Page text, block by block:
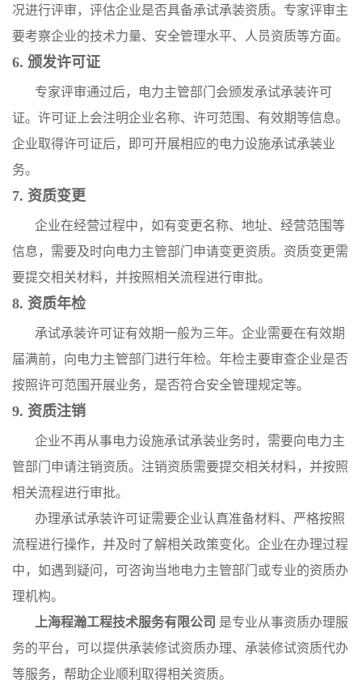
况进行评审，评估企业是否具备承试承装资质。专家评审主
要考察企业的技术力量、安全管理水平、人员资质等方面。
6. 颁发许可证
专家评审通过后，电力主管部门会颁发承试承装许可
证。许可证上会注明企业名称、许可范围、有效期等信息。
企业取得许可证后，即可开展相应的电力设施承试承装业
务。
7. 资质变更
企业在经营过程中，如有变更名称、地址、经营范围等
信息，需要及时向电力主管部门申请变更资质。资质变更需
要提交相关材料，并按照相关流程进行审批。
8. 资质年检
承试承装许可证有效期一般为三年。企业需要在有效期
届满前，向电力主管部门进行年检。年检主要审查企业是否
按照许可范围开展业务，是否符合安全管理规定等。
9. 资质注销
企业不再从事电力设施承试承装业务时，需要向电力主
管部门申请注销资质。注销资质需要提交相关材料，并按照
相关流程进行审批。
办理承试承装许可证需要企业认真准备材料、严格按照
流程进行操作，并及时了解相关政策变化。企业在办理过程
中，如遇到疑问，可咨询当地电力主管部门或专业的资质办
理机构。
上海程瀚工程技术服务有限公司 是专业从事资质办理服
务的平台，可以提供承装修试资质办理、承装修试资质代办
等服务，帮助企业顺利取得相关资质。